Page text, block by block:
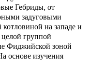
Гебриды, от
задуговыми
на западе и
группой
Фиджийской зоной
основе изучения